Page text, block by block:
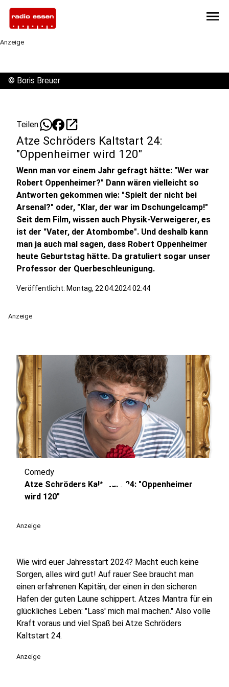
menu
Anzeige
© Boris Breuer
Teilen: open_in_new
Atze Schröders Kaltstart 24:
"Oppenheimer wird 120"
Wenn man vor einem Jahr gefragt hätte: "Wer war
Robert Oppenheimer?" Dann wären vielleicht so
Antworten gekommen wie: "Spielt der nicht bei
Arsenal?" oder, "Klar, der war im Dschungelcamp!"
Seit dem Film, wissen auch Physik-Verweigerer, es
ist der "Vater, der Atombombe". Und deshalb kann
man ja auch mal sagen, dass Robert Oppenheimer
heute Geburtstag hätte. Da gratuliert sogar unser
Professor der Querbeschleunigung.
Veröffentlicht: Montag, 22.04.2024 02:44
Anzeige
play_circle
Comedy
Atze Schröders Kaltstart 24: "Oppenheimer
wird 120"
Anzeige
Wie wird euer Jahresstart 2024? Macht euch keine
Sorgen, alles wird gut! Auf rauer See braucht man
einen erfahrenen Kapitän, der einen in den sicheren
Hafen der guten Laune schippert. Atzes Mantra für ein
glückliches Leben: "Lass' mich mal machen." Also volle
Kraft voraus und viel Spaß bei Atze Schröders
Kaltstart 24.
Anzeige